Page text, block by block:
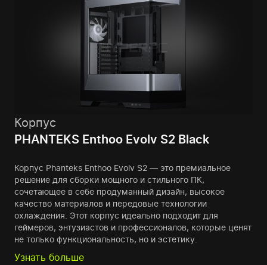
Корпус
PHANTEKS Enthoo Evolv S2 Black
Корпус Phanteks Enthoo Evolv S2 — это премиальное
решение для сборки мощного и стильного ПК,
сочетающее в себе продуманный дизайн, высокое
качество материалов и передовые технологии
охлаждения. Этот корпус идеально подходит для
геймеров, энтузиастов и профессионалов, которые ценят
не только функциональность, но и эстетику.
Узнать больше